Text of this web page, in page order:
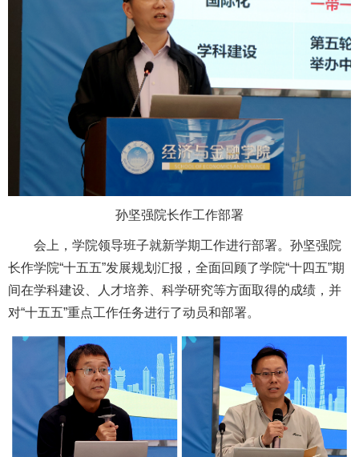
孙坚强院长作工作部署
会上，学院领导班子就新学期工作进行部署。孙坚强院
长作学院“十五五”发展规划汇报，全面回顾了学院“十四五”期
间在学科建设、人才培养、科学研究等方面取得的成绩，并
对“十五五”重点工作任务进行了动员和部署。